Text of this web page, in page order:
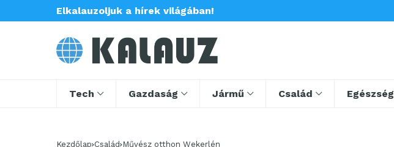
Elkalauzoljuk a hírek világában!
Tech Gazdaság Jármű Család Egészség
Kezdőlap Család Művész otthon Wekerlén